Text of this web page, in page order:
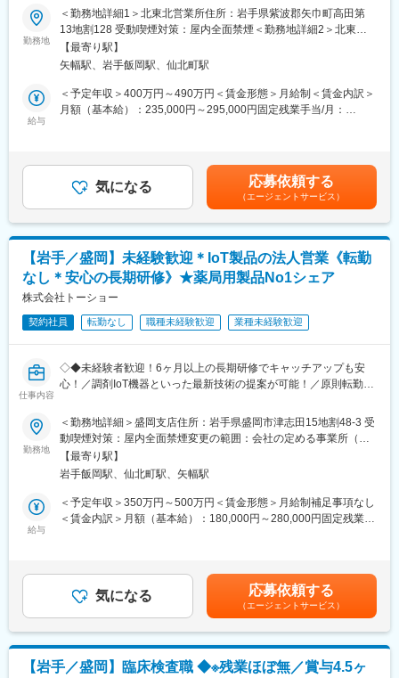
・顧客が利用するＩＴ機器（サーバ、ネットワーク、PC等）の障
害発生時の対応
・導入いただいた顧客先へ定期訪問しメンテナンス
・システム導入時の設置作業・配線作業等
■教育体制
先輩社員がシステムの扱い方やネットワークの基礎から丁寧に指
当社は富士通パートナーとして北東北で特に高いシェアを誇り、
業界としてもニーズが高い成長産業です。昨今はセキュリティの
重要度が高まっており、医療機関へ特化したセキュアなネットワ
ーク環境の提案にも注力しています。
当社では医療システム、介護システム、歯科医院向けのシステム
などの販社として、ヘルスケア領域におけるITシステム導入での
地域貢献を行っております。
また自社開発製品である調剤薬局向けシステム「ElixirS」は、代
理店を通じて全国の調剤薬局に導入されております。
■業務内容：
電動車いす・シニアカーを中心に、人々を支えている当社にて、
法人に対する自社サービス、商品の代理店営業をお任せいたしま
す。
■業務詳細：
・電動車いすレンタルサービス、オリジナル福祉用具の提案
■業務補足：
・営業方法：社用車で1日あたり5～6件程度の法人に訪問し、自
・営業先：福祉用具取扱業者、卸業者、ケアマネジャー、その他
※個人宅への飛び込み営業はありません。
・取扱商品：スズキ、ヤマハなど国内大手メーカーや自社ブラン
ドの電動車いす／自社ブランドの福祉用具（歩行関連機器）
■当社の強み：
豊富な商品ラインナップ、電動車いすについての専門的なメンテ
ナンス技術力です。当社では、外部に委託することなく全ての整
備・メンテナンスを社内で行っています。参入障壁が高いビジネ
スを展開しており、お客様から高い信頼を得ています。
■入社後の流れ：
まずは座学にて基礎知識を学んでいただき、その後は約3か月間、
先輩社員に同行し、営業や実際のご利用者宅での業務の進め方を
経験してから独り立ちとなります。その後も先輩社員とは密にコ
※多くの方が業界未経験で入社し活躍しています。
※福祉用具専門相談員資格の取得（費用会社負担）も行います。
です。自社の強みを明確に活かした事業展開を行っており、これ
まで業績は順調に推移し業界トップクラスの地位を築いていま
す。実際、商品を使用されているご利用者より「外出するのが楽
になった、ありがとう」といった言葉を直接いただく事も多くあ
り、やりがいを実感できるお仕事です。
勤務地
＜勤務地詳細1＞北東北営業所住所：岩手県紫波郡矢巾町高田第
13地割128 受動喫煙対策：屋内全面禁煙＜勤務地詳細2＞北東北
営業所（7/21以降）住所：岩手県盛岡市永井20地割5番地1 OTHビ
ル1 受動喫煙対策：屋内全面禁煙変更の範囲：会社の定める事業
【最寄り駅】
矢幅駅、岩手飯岡駅、仙北町駅
給与
＜予定年収＞400万円～490万円＜賃金形態＞月給制＜賃金内訳＞
月額（基本給）：235,000円～295,000円固定残業手当/月：
やスキルを考慮の上、当社規定により決定いたします。■昇給：年
1回■賞与：年2回賃金はあくまでも目安の金額であり、選考を通
じて上下する可能性があります。月給(月額)は固定手当を含めた表
記です。
気になる 応募依頼する
（エージェントサービス）
【岩手／盛岡】未経験歓迎＊IoT製品の法人営業《転勤
なし＊安心の長期研修》★薬局用製品No1シェア
株式会社トーショー
契約社員 転勤なし 職種未経験歓迎 業種未経験歓迎
仕事内容
◇◆未経験者歓迎！6ヶ月以上の長期研修でキャッチアップも安
心！／調剤IoT機器といった最新技術の提案が可能！／原則転勤は
仕事◆◇
【はじめに】
既存のお客様である調剤薬局やドラッグストアに対して、主力製
品である全自動調剤分包機などの調剤IoT機器を販売いただく職種
となります。
IoT製品の販売スキルの市場価値は上昇の一途を辿っており、同社
【業務概要】
・提案資料作成
・新規訪問
勤務地
＜勤務地詳細＞盛岡支店住所：岩手県盛岡市津志田15地割48-3 受
動喫煙対策：屋内全面禁煙変更の範囲：会社の定める事業所（リ
モートワーク含む）
【最寄り駅】
岩手飯岡駅、仙北町駅、矢幅駅
給与
＜予定年収＞350万円～500万円＜賃金形態＞月給制補足事項なし
＜賃金内訳＞月額（基本給）：180,000円～280,000円固定残業手
＞※給与詳細は、年齢・スキルを考慮し決定します。■昇給：年1
回■賞与：年2回年収420万円／30歳 経験5年年収500万円／32歳
経験7年賃金はあくまでも目安の金額であり、選考を通じて上下す
る可能性があります。月給(月額)は固定手当を含めた表記です。
気になる 応募依頼する
（エージェントサービス）
【岩手／盛岡】臨床検査職 ◆※残業ほぼ無／賞与4.5ヶ